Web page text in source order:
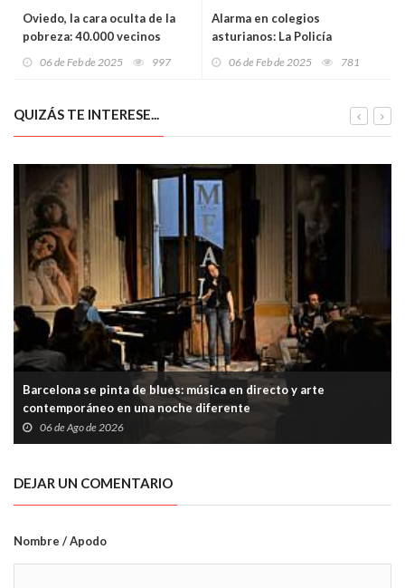
Oviedo, la cara oculta de la
pobreza: 40.000 vecinos
06 de Feb de 2025 997
Alarma en colegios
asturianos: La Policía
06 de Feb de 2025 781
QUIZÁS TE INTERESE...
Barcelona se pinta de blues: música en directo y arte
contemporáneo en una noche diferente
06 de Ago de 2026
DEJAR UN COMENTARIO
Nombre / Apodo